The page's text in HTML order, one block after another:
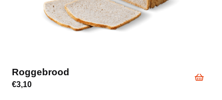
Roggebrood
€3,10